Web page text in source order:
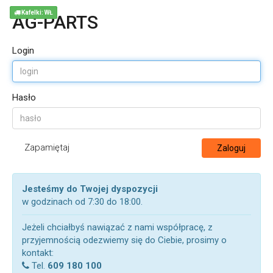
AG-PARTS
Login
Hasło
Zapamiętaj Zaloguj
Jesteśmy do Twojej dyspozycji
w godzinach od 7:30 do 18:00.
Jeżeli chciałbyś nawiązać z nami współpracę, z
przyjemnością odezwiemy się do Ciebie, prosimy o
kontakt:
Tel. 609 180 100
Kafelki: WŁ